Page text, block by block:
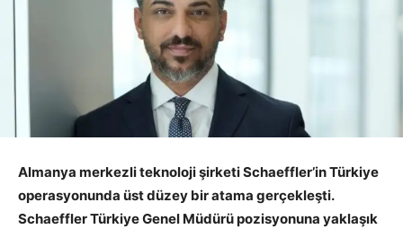
Almanya merkezli teknoloji şirketi Schaeffler’in Türkiye
operasyonunda üst düzey bir atama gerçekleşti.
Schaeffler Türkiye Genel Müdürü pozisyonuna yaklaşık